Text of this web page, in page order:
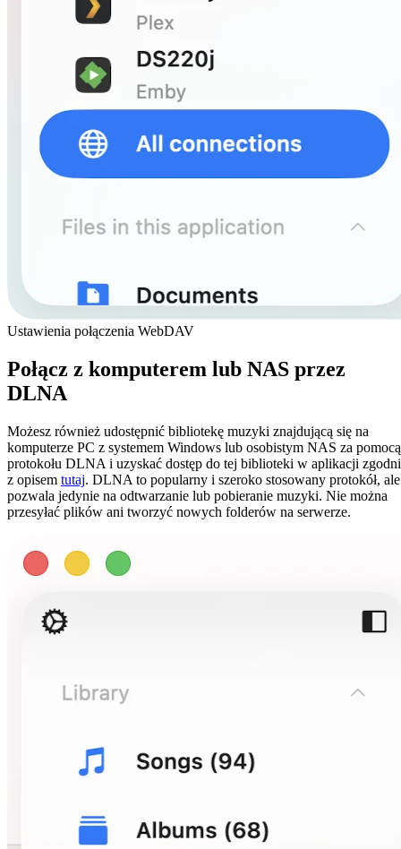
Ustawienia połączenia WebDAV
Połącz z komputerem lub NAS przez
DLNA
Możesz również udostępnić bibliotekę muzyki znajdującą się na
komputerze PC z systemem Windows lub osobistym NAS za pomocą
protokołu DLNA i uzyskać dostęp do tej biblioteki w aplikacji
z opisem tutaj. DLNA to popularny i szeroko stosowany protokół, ale
pozwala jedynie na odtwarzanie lub pobieranie muzyki. Nie można
przesyłać plików ani tworzyć nowych folderów na serwerze.